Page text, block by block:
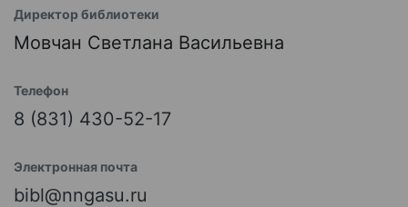
Директор библиотеки
Мовчан Светлана Васильевна
Телефон
8 (831) 430-52-17
Электронная почта
bibl@nngasu.ru